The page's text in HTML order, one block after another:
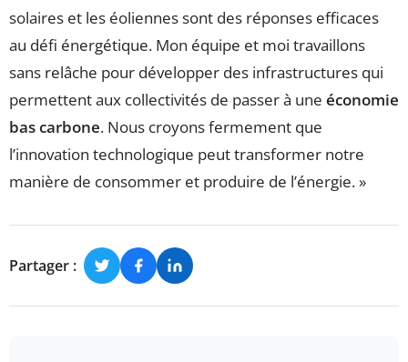
solaires et les éoliennes sont des réponses efficaces
au défi énergétique. Mon équipe et moi travaillons
sans relâche pour développer des infrastructures qui
permettent aux collectivités de passer à une économie
bas carbone. Nous croyons fermement que
l’innovation technologique peut transformer notre
manière de consommer et produire de l’énergie. »
Partager :